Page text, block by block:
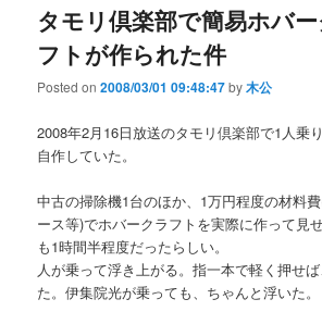
タモリ倶楽部で簡易ホバ
フトが作られた件
Posted on2008/03/01 09:48:47by木公
2008年2月16日放送のタモリ倶楽部で1人乗
自作していた。
中古の掃除機1台のほか、1万円程度の材料
ース等)でホバークラフトを実際に作って見
も1時間半程度だったらしい。
人が乗って浮き上がる。指一本で軽く押せ
た。伊集院光が乗っても、ちゃんと浮いた。